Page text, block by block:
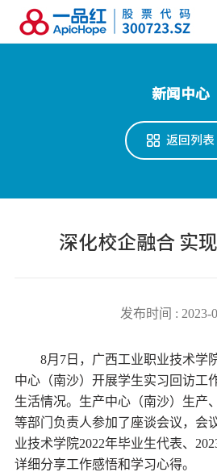
新闻中心
返回列表
深化校企融合 实
发布时间 : 2023-
8月7日，广西工业职业技术学
中心（南沙）开展学生实习回访工
生活情况。生产中心（南沙）生产
等部门负责人参加了座谈会议，会
业技术学院2022年毕业生代表、
详细分享工作感悟和学习心得。